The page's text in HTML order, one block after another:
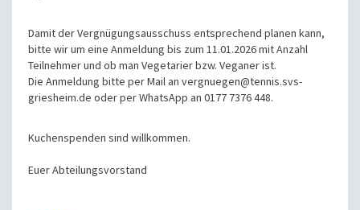
Damit der Vergnügungsausschuss entsprechend planen kann,
bitte wir um eine Anmeldung bis zum 11.01.2026 mit Anzahl
Teilnehmer und ob man Vegetarier bzw. Veganer ist.
Die Anmeldung bitte per Mail an vergnuegen@tennis.svs-
griesheim.de oder per WhatsApp an 0177 7376 448.
Kuchenspenden sind willkommen.
Euer Abteilungsvorstand